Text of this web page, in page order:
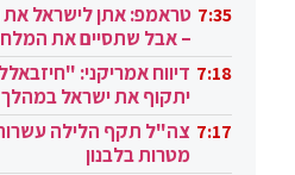
7:35 טראמפ: אתן לישראל
– אבל שתסיים את
בעזה 7:18 דיווח אמריקני:
יתקוף את ישראל
בקטאר" 7:17 צה"ל תקף הלילה
מטרות בלבנון